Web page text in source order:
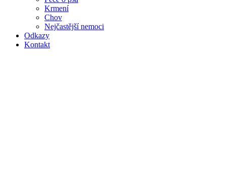
Krmení
Chov
Nejčastější nemoci
Odkazy
Kontakt